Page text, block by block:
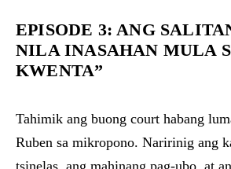
EPISODE 3: ANG
NILA INASAHAN MULA
KWENTA”
Tahimik ang buong court habang
Ruben sa mikropono. Naririnig ang